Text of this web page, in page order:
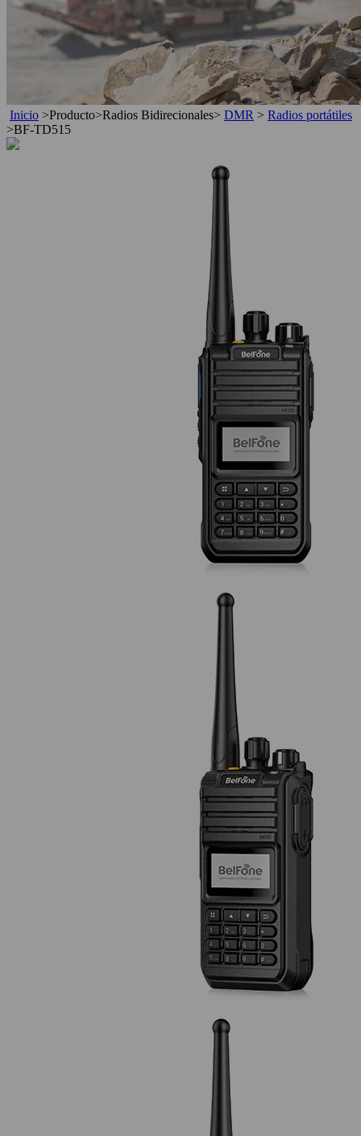
Inicio >Producto>Radios Bidirecionales> DMR > Radios portátiles
>BF-TD515